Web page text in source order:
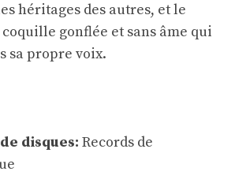
héritages des autres, et le
gonflée et sans âme qui
sa propre voix.
disques: Records de